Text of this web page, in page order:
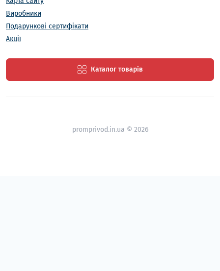
Виробники
Подарункові сертифікати
Акції
Каталог товарів
promprivod.in.ua © 2026